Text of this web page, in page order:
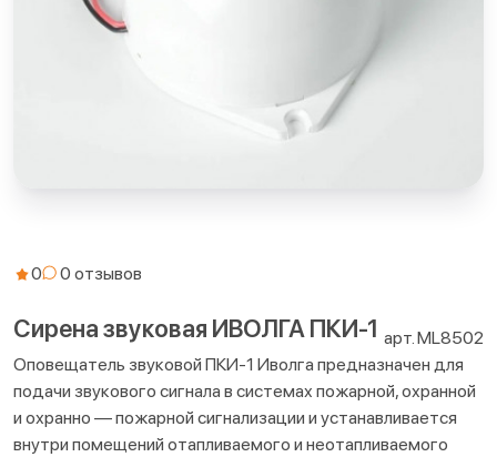
0
Сирена звуковая ИВОЛГА ПКИ-1 арт. ML8502
Оповещатель звуковой ПКИ-1 Иволга предназначен для
подачи звукового сигнала в системах пожарной, охранной
и охранно — пожарной сигнализации и устанавливается
внутри помещений отапливаемого и неотапливаемого